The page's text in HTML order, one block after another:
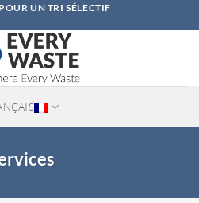
UN TRI SÉLECTIF